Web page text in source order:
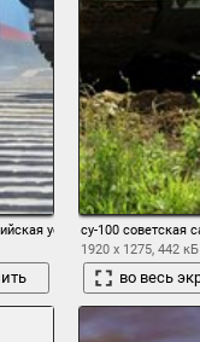
установка гаубица
су-100 советская
1920 x 1275, 442 кБ
во весь